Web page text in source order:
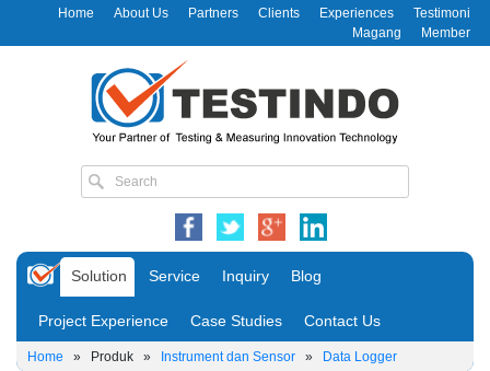
Home About Us Partners Clients Experiences
Testimoni
Magang
Member
Solution Service Inquiry Blog
Project Experience Case Studies Contact Us
Home » Produk » Instrument dan Sensor » Data Logger